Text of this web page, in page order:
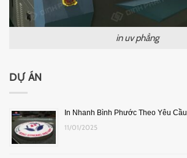
in uv phẳng
DỰ ÁN
In Nhanh Bình Phước Theo Yêu Cầu
11/01/2025